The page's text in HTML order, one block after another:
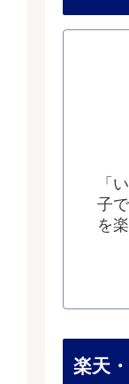
「
子
を
楽天